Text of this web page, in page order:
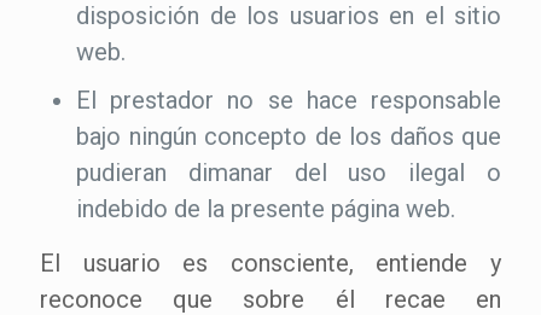
disposición de los usuarios en el sitio
web.
El prestador no se hace responsable
bajo ningún concepto de los daños que
pudieran dimanar del uso ilegal o
indebido de la presente página web.
El usuario es consciente, entiende y
reconoce que sobre él recae en